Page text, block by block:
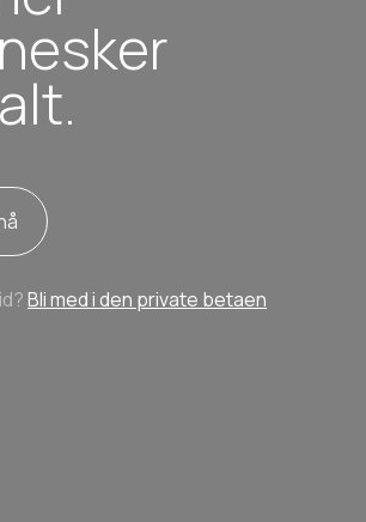
Bli med i den private betaen